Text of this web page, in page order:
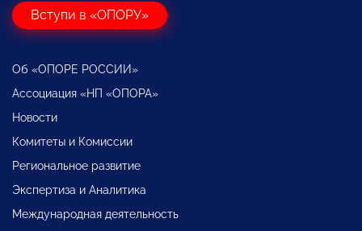
Вступи в «ОПОРУ»
Об «ОПОРЕ РОССИИ»
Ассоциация «НП «ОПОРА»
Новости
Комитеты и Комиссии
Региональное развитие
Экспертиза и Аналитика
Международная деятельность